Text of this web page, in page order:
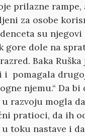
prilazne rampe,
za osobe
su
gore dole na
Baka Ruška
i pomagala
njemu.“ Da bi
razvoju mogla
pratioci, da ih
u toku nastave i